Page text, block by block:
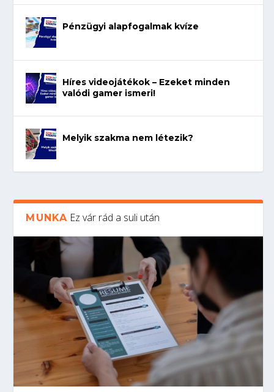
Pénzügyi alapfogalmak kvíze
Híres videojátékok – Ezeket minden
valódi gamer ismeri!
Melyik szakma nem létezik?
MUNKA Ez vár rád a suli után